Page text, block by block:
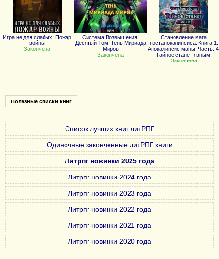
Игра не для слабых: Пожар
войны
Закончена
Система Возвышения.
Десятый Том. Тень Мириада
Миров
Закончена
Становление мага
постапокалипсиса. Книга 1:
Апокалипсис маны. Часть:
Тайное станет явным.
Закончена
Полезные списки книг
Список лучших книг литРПГ
Одиночные законченные литРПГ книги
Литрпг новинки 2025 года
Литрпг новинки 2024 года
Литрпг новинки 2023 года
Литрпг новинки 2022 года
Литрпг новинки 2021 года
Литрпг новинки 2020 года